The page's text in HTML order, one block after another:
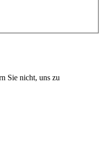
Sie nicht, uns zu